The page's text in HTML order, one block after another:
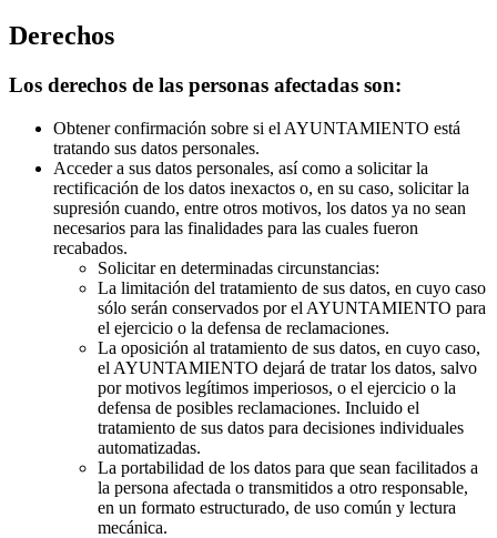
Derechos
Los derechos de las personas afectadas son:
Obtener confirmación sobre si el AYUNTAMIENTO está
tratando sus datos personales.
Acceder a sus datos personales, así como a solicitar la
rectificación de los datos inexactos o, en su caso, solicitar la
supresión cuando, entre otros motivos, los datos ya no sean
necesarios para las finalidades para las cuales fueron
recabados.
Solicitar en determinadas circunstancias:
La limitación del tratamiento de sus datos, en cuyo caso
sólo serán conservados por el AYUNTAMIENTO para
el ejercicio o la defensa de reclamaciones.
La oposición al tratamiento de sus datos, en cuyo caso,
el AYUNTAMIENTO dejará de tratar los datos, salvo
por motivos legítimos imperiosos, o el ejercicio o la
defensa de posibles reclamaciones. Incluido el
tratamiento de sus datos para decisiones individuales
automatizadas.
La portabilidad de los datos para que sean facilitados a
la persona afectada o transmitidos a otro responsable,
en un formato estructurado, de uso común y lectura
mecánica.